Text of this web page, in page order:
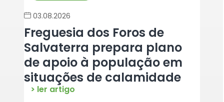
03.08.2026
Freguesia dos Foros de
Salvaterra prepara plano
de apoio à população em
situações de calamidade
> ler artigo